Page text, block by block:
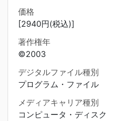
価格
[2940円(税込)]
著作権年
©2003
デジタルファイル種別
プログラム・ファイル
メディアキャリア種別
コンピュータ・ディスク